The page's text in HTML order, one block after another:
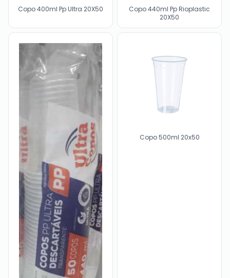
Copo 400ml Pp Ultra 20X50
Copo 440ml Pp Rioplastic
20X50
Copo 500ml 20x50